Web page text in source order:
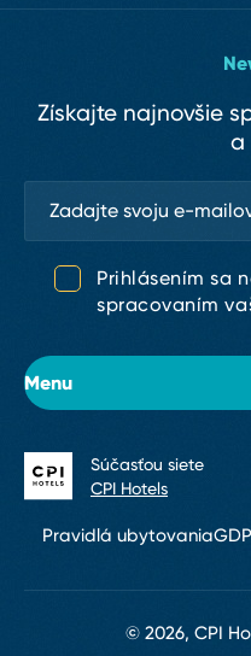
Menu
O hoteli
Izby
Reštaurácia & bar
Získajte najnovšie
a
Prihlásením sa
spracovaním
Pravidlá ubytovania
© 2026, CPI
Súčasťou siete
CPI Hotels